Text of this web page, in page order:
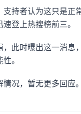
持者认为这只是
登上热搜榜前三。
此时曝出这一消
。
况，暂无更多回